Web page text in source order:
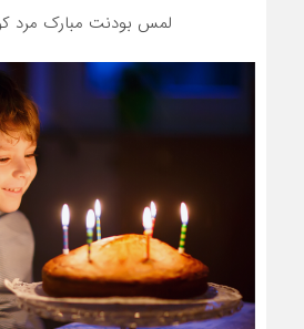
لمس بودنت مبارک مرد